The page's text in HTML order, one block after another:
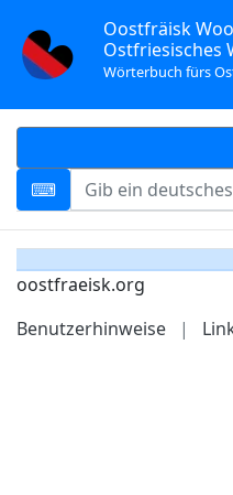
Oostfräisk
Ostfriesisches
Wörterbuch fürs
oostfraeisk.org
Benutzerhinweise
|